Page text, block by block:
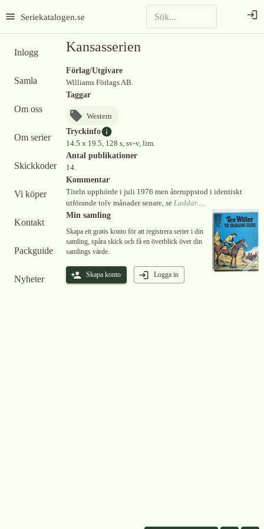
Seriekatalogen.se
Inlogg
Samla
Om oss
Om serier
Skickkoder
Vi köper
Kontakt
Packguide
Nyheter
Kansasserien
Förlag/Utgivare
Williams Förlags AB.
Taggar
Western
Tryckinfo
14.5 x 19.5, 128 s, sv-v, lim.
Antal publikationer
14.
Kommentar
Titeln upphörde i juli 1976 men återuppstod i identiskt
utförande tolv månader senare, se Laddar....
Min samling
Skapa ett gratis konto för att registrera serier i din
samling, spåra skick och få en överblick över din
samlings värde.
Skapa konto Logga in